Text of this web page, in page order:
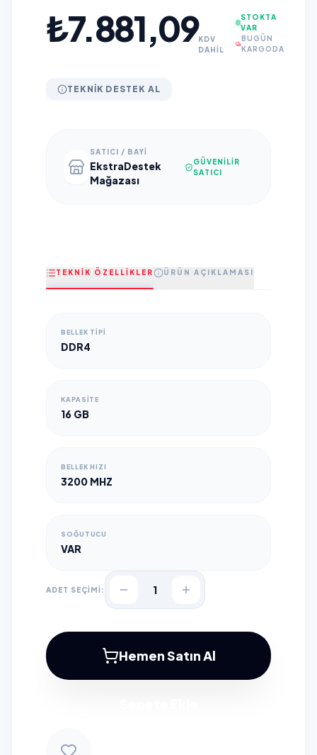
₺7.881,09KDV
DAHİL
STOKTA
VAR
BUGÜN
KARGODA
TEKNIK DESTEK AL
SATICI / BAYI
EkstraDestek
Mağazası
GÜVENILIR
SATICI
TEKNİK ÖZELLİKLER ÜRÜN AÇIKLAMASI
BELLEK TIPI
DDR4
KAPASITE
16 GB
BELLEK HIZI
3200 MHZ
SOĞUTUCU
VAR
ADET SEÇİMİ: 1
Hemen Satın Al